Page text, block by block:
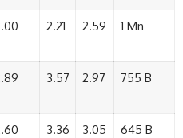
2.21 2.59 1 Mn
3.57 2.97 755 B
3.36 3.05 645 B